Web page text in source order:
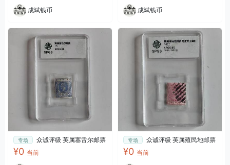
成斌钱币 成斌钱币
专场 众诚评级 英属塞舌尔邮票
¥0 当前
专场 众诚评级 英属殖民地邮票
¥0 当前